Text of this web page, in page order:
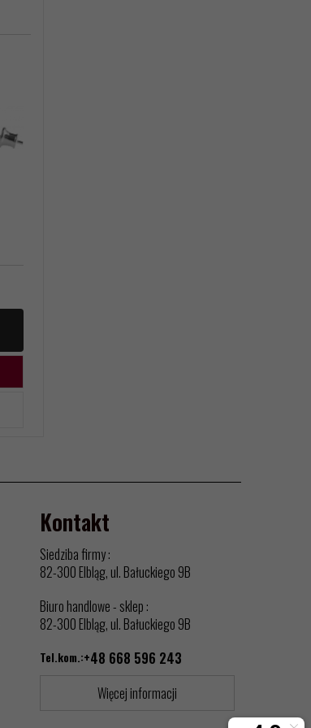
Kontakt
Siedziba firmy :
82-300 Elbląg, ul. Bałuckiego 9B
Biuro handlowe - sklep :
82-300 Elbląg, ul. Bałuckiego 9B
Tel.kom.:+48 668 596 243
Więcej informacji